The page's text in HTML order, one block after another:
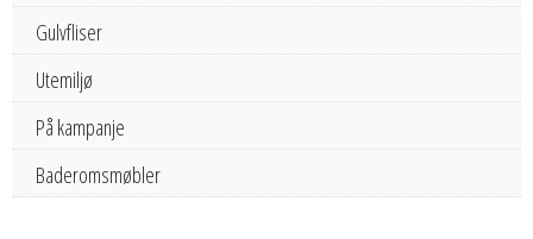
Gulvfliser
Utemiljø
På kampanje
Baderomsmøbler